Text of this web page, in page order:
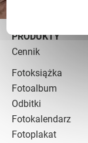
PRODUKTY
Cennik
Fotoksiążka
Fotoalbum
Odbitki
Fotokalendarz
Fotoplakat